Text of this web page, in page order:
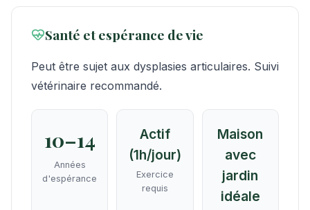
Santé et espérance de vie
Peut être sujet aux dysplasies articulaires. Suivi
vétérinaire recommandé.
10–14
Années
d'espérance
Actif
(1h/jour)
Exercice
requis
Maison
avec
jardin
idéale